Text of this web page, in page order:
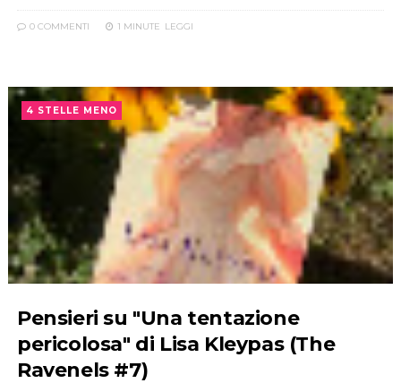
0 COMMENTI 1 MINUTE LEGGI
4 STELLE MENO
Pensieri su "Una tentazione
pericolosa" di Lisa Kleypas (The
Ravenels #7)